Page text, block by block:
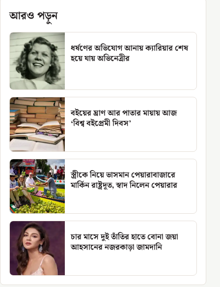
আরও পড়ুন
ধর্ষণের অভিযোগ আনায় ক্যারিয়ার শেষ
হয়ে যায় অভিনেত্রীর
বইয়ের ঘ্রাণ আর পাতার মায়ায় আজ
‘বিশ্ব বইপ্রেমী দিবস’
স্ত্রীকে নিয়ে ভাসমান পেয়ারাবাজারে
মার্কিন রাষ্ট্রদূত, স্বাদ নিলেন পেয়ারার
চার মাসে দুই তাঁতির হাতে বোনা জয়া
আহসানের নজরকাড়া জামদানি